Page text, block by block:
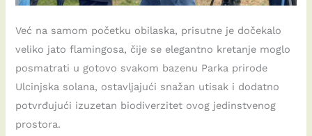
Već na samom početku obilaska, prisutne je dočekalo
veliko jato flamingosa, čije se elegantno kretanje moglo
posmatrati u gotovo svakom bazenu Parka prirode
Ulcinjska solana, ostavljajući snažan utisak i dodatno
potvrđujući izuzetan biodiverzitet ovog jedinstvenog
prostora.